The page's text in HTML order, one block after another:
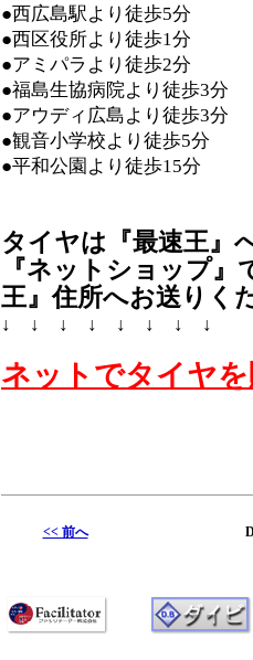
●西広島駅より徒歩5分
●西区役所より徒歩1分
●アミパラより徒歩2分
●福島生協病院より徒歩3分
●アウディ広島より徒歩3分
●観音小学校より徒歩5分
●平和公園より徒歩15分
タイヤは『最速王』
『ネットショップ
王』住所へお送りく
↓ ↓ ↓ ↓ ↓ ↓ ↓ ↓
ネットでタイヤ
<< 前へ